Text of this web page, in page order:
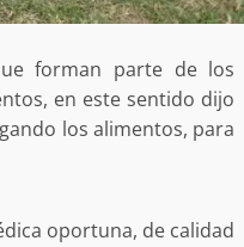
forman parte de los
en este sentido dijo
los alimentos, para
oportuna, de calidad